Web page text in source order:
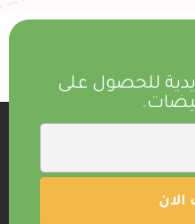
للحصول على